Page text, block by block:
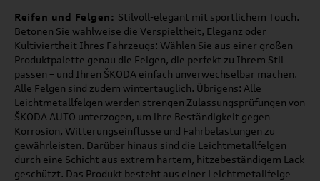
Reifen und Felgen: Stilvoll-elegant mit sportlichem Touch.
Betonen Sie wahlweise die Verspieltheit, Eleganz oder
Kultiviertheit Ihres Fahrzeugs: Wählen Sie aus einer großen
Produktpalette genau die Felgen, die perfekt zu Ihrem Stil
passen – und Ihren ŠKODA einfach unverwechselbar machen.
Alle Felgen sind zudem wintertauglich. Übrigens: Alle
Leichtmetallfelgen werden strengen Zulassungsprüfungen von
ŠKODA AUTO unterzogen, um ihre Beständigkeit gegen
Korrosion, Witterungseinflüsse und Fahrbelastungen zu
gewährleisten. Darüber hinaus sind die Leichtmetallfelgen
durch eine Schicht aus extrem hartem, hitzebeständigem Lack
geschützt. Das Produkt besteht aus einer Leichtmetallfelge